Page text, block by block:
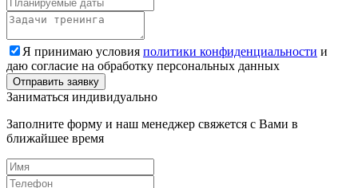
Я принимаю условия политики конфиденциальности и
даю согласие на обработку персональных данных
Заниматься индивидуально
Заполните форму и наш менеджер свяжется с Вами в
ближайшее время